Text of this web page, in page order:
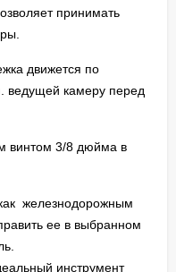
принимать
движется по
ведущей камеру перед
винтом 3/8 дюйма в
железнодорожным
ее в выбранном
инструмент